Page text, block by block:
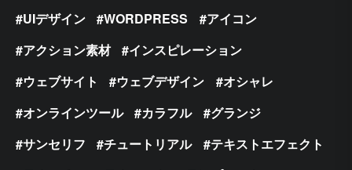
UIデザイン
WORDPRESS
アイコン
アクション素材
インスピレーション
ウェブサイト
ウェブデザイン
オシャレ
オンラインツール
カラフル
グランジ
サンセリフ
チュートリアル
テキストエフェクト